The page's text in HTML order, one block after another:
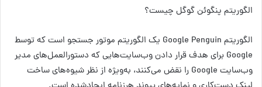
الگوریتم پنگوئن گوگل چیست؟
الگوریتم Google Penguin یک الگوریتم موتور جستجو است که توسط
Google برای هدف قرار دادن وب‌سایت‌هایی که دستورالعمل‌های مدیر
وب‌سایت Google را نقض می‌کنند، به‌ویژه از نظر شیوه‌های ساخت